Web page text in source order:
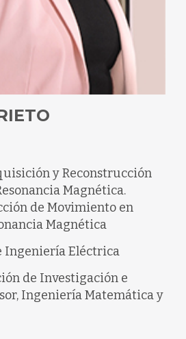
y Reconstrucción
Magnética.
de Movimiento en
Magnética
Ingeniería Eléctrica
de Investigación e
Ingeniería Matemática y